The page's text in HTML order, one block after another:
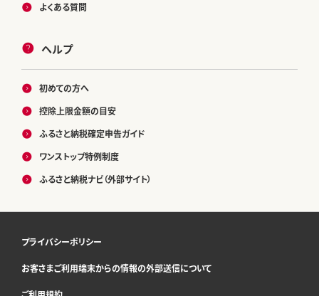
よくある質問
ヘルプ
初めての方へ
控除上限金額の目安
ふるさと納税確定申告ガイド
ワンストップ特例制度
ふるさと納税ナビ（外部サイト）
プライバシーポリシー
お客さまご利用端末からの情報の外部送信について